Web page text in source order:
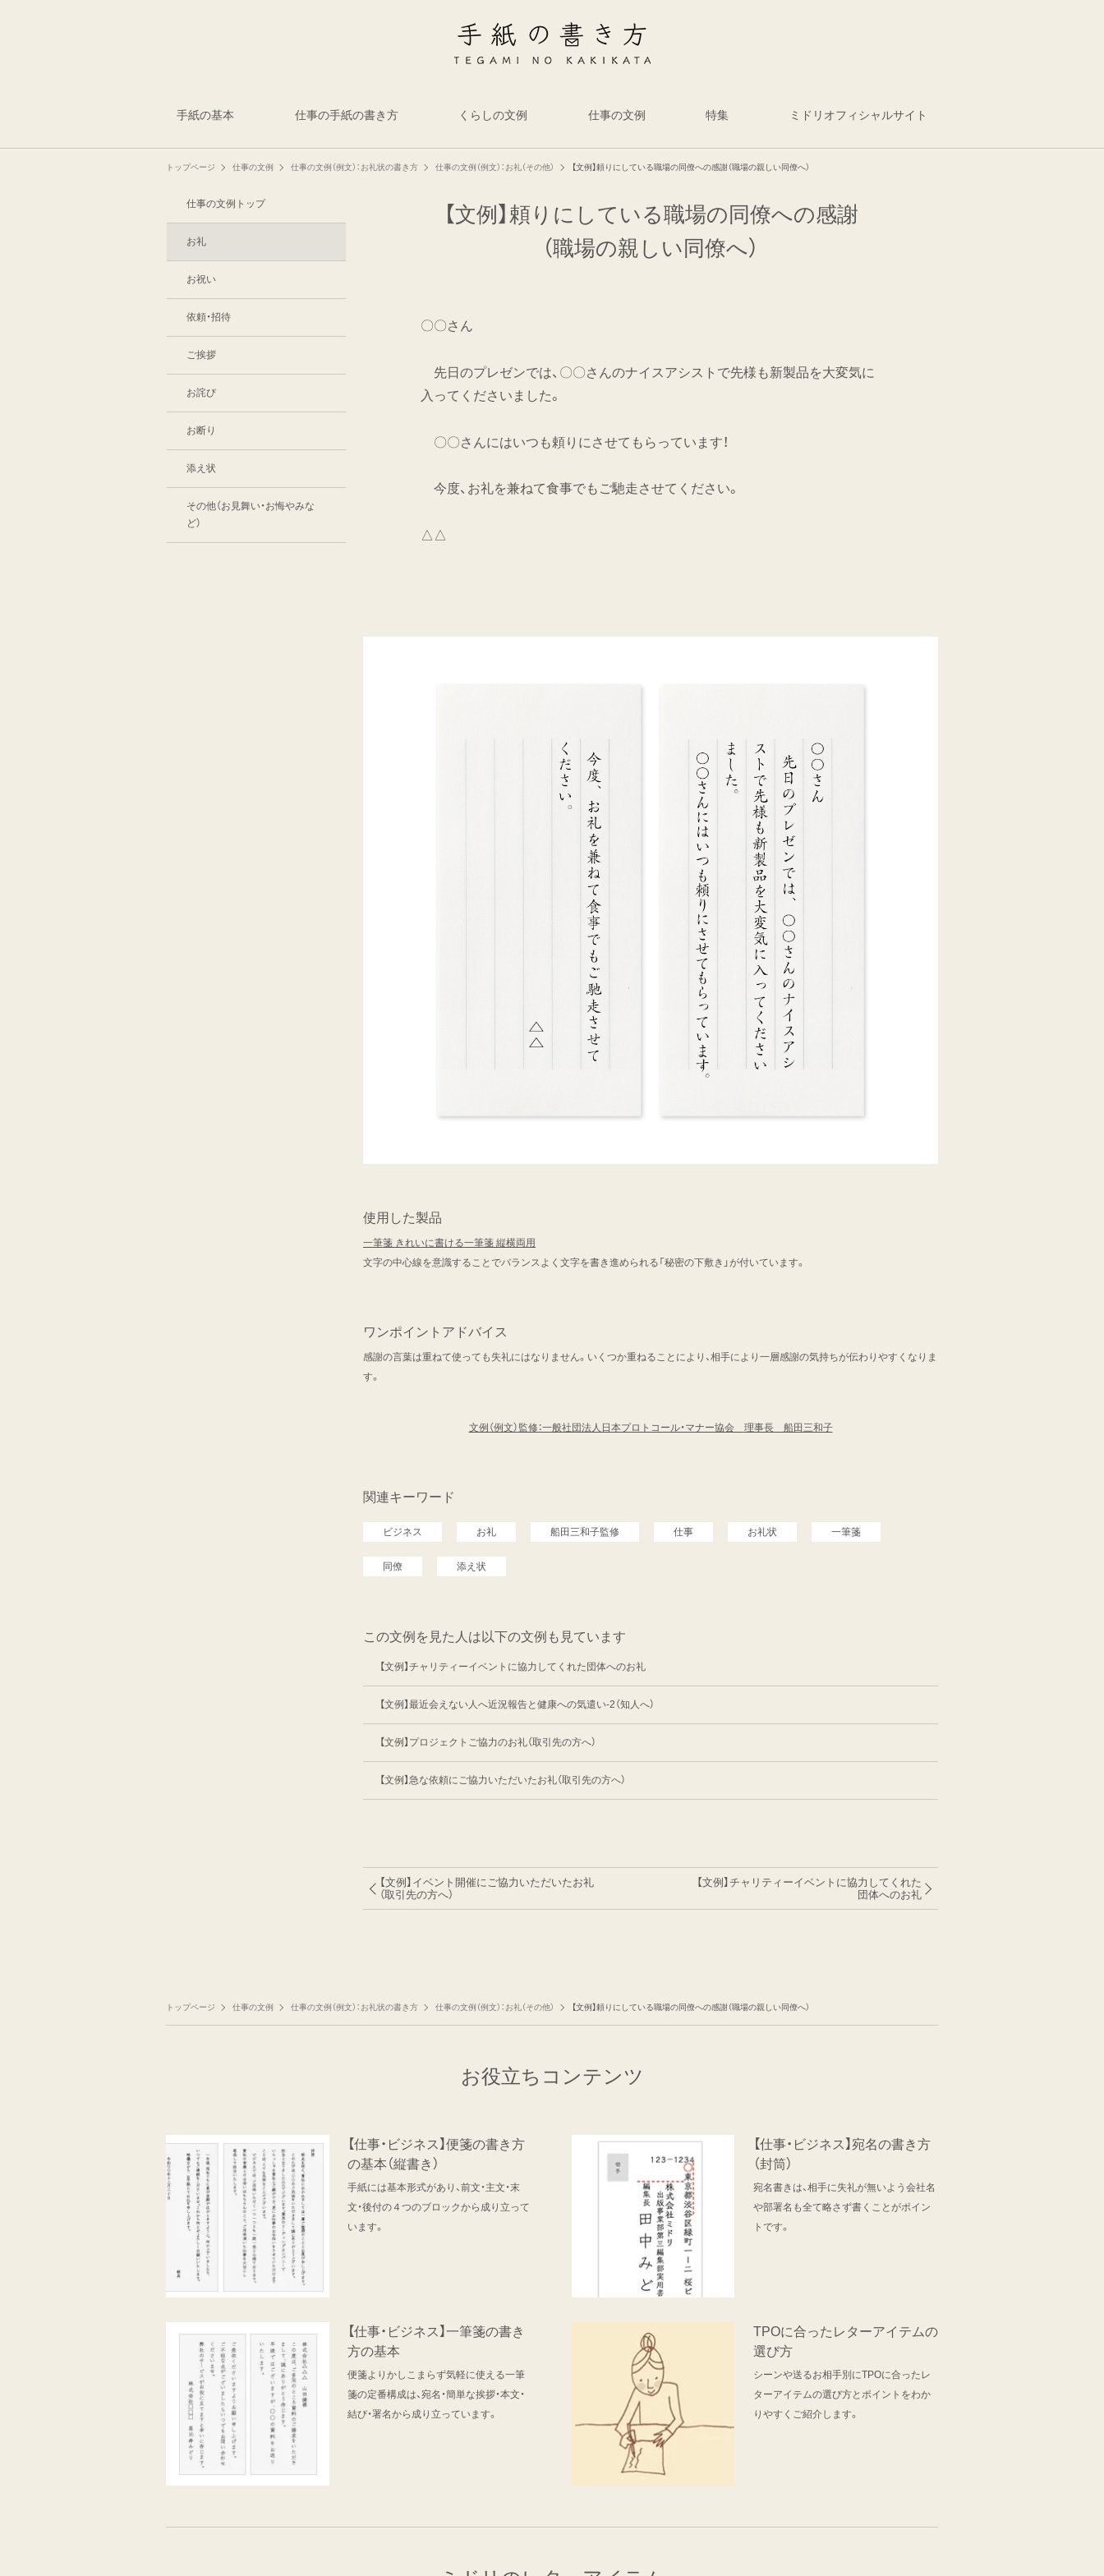
手紙の基本 仕事の手紙の書き方 くらしの文例 仕事の文例 特集 ミドリオフィシャルサイト
トップページ 仕事の文例 仕事の文例（例文）：お礼状の書き方 仕事の文例（例文）：お礼（その他） 【文例】頼りにしている職場の同僚への感謝（職場の親しい同僚へ）
【文例】頼りにしている職場の同僚への感謝
（職場の親しい同僚へ）
〇〇さん
先日のプレゼンでは、〇〇さんのナイスアシストで先様も新製品を大変気に
入ってくださいました。
〇〇さんにはいつも頼りにさせてもらっています！
今度、お礼を兼ねて食事でもご馳走させてください。
△△
使用した製品
一筆箋 きれいに書ける一筆箋 縦横両用
文字の中心線を意識することでバランスよく文字を書き進められる「秘密の下敷き」が付いています。
ワンポイントアドバイス
感謝の言葉は重ねて使っても失礼にはなりません。いくつか重ねることにより、相手により一層感謝の気持ちが伝わりやすくなりま
す。
文例（例文）監修：一般社団法人日本プロトコール・マナー協会 理事長 船田三和子
関連キーワード
ビジネス お礼 船田三和子監修 仕事 お礼状 一筆箋
同僚 添え状
この文例を見た人は以下の文例も見ています
【文例】チャリティーイベントに協力してくれた団体へのお礼
【文例】最近会えない人へ近況報告と健康への気遣い-2（知人へ）
【文例】プロジェクトご協力のお礼（取引先の方へ）
【文例】急な依頼にご協力いただいたお礼（取引先の方へ）
【文例】イベント開催にご協力いただいたお礼
（取引先の方へ）
【文例】チャリティーイベントに協力してくれた
団体へのお礼
仕事の文例トップ
お礼
お祝い
依頼・招待
ご挨拶
お詫び
お断り
添え状
その他（お見舞い・お悔やみな
ど）
トップページ 仕事の文例 仕事の文例（例文）：お礼状の書き方 仕事の文例（例文）：お礼（その他） 【文例】頼りにしている職場の同僚への感謝（職場の親しい同僚へ）
お役立ちコンテンツ
【仕事・ビジネス】便箋の書き方
の基本（縦書き）
手紙には基本形式があり、前文・主文・末
文・後付の４つのブロックから成り立って
います。
【仕事・ビジネス】宛名の書き方
（封筒）
宛名書きは、相手に失礼が無いよう会社名
や部署名も全て略さず書くことがポイン
トです。
【仕事・ビジネス】一筆箋の書き
方の基本
便箋よりかしこまらず気軽に使える一筆
箋の定番構成は、宛名・簡単な挨拶・本文・
結び・署名から成り立っています。
TPOに合ったレターアイテムの
選び方
シーンや送るお相手別にTPOに合ったレ
ターアイテムの選び方とポイントをわか
りやすくご紹介します。